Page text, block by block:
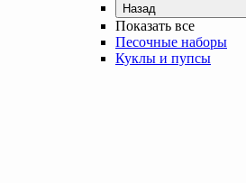
Назад
Показать все
Песочные наборы
Куклы и пупсы